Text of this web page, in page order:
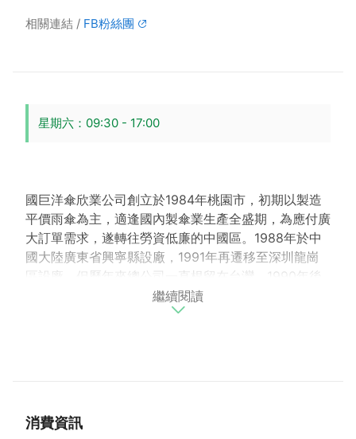
相關連結 FB粉絲團
星期六：09:30 - 17:00
國巨洋傘欣業公司創立於1984年桃園市，初期以製造
平價雨傘為主，適逢國內製傘業生產全盛期，為應付廣
大訂單需求，遂轉往勞資低廉的中國區。1988年於中
國大陸廣東省興寧縣設廠，1991年再遷移至深圳龍崗
區設廠，但歷年來總公司一直根留在台灣。1990年後
逐漸轉為外銷，1992年轉型為OEM代工廠，將平凡的
傘變成＂藝術品＂，勇於研發與創新，並堅持品質，開
亮「台灣製造」的精品品牌印象，並響應「鮭魚返
繼續閱讀
消費資訊